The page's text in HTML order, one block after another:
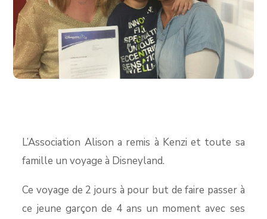
L’Association Alison a remis à Kenzi et toute sa
famille un voyage à Disneyland.
Ce voyage de 2 jours à pour but de faire passer à
ce jeune garçon de 4 ans un moment avec ses